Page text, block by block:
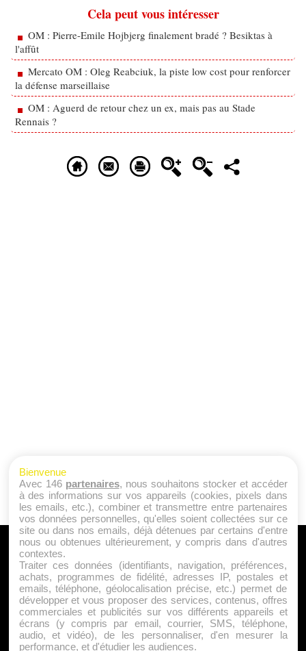
Cela peut vous intéresser
OM : Pierre-Emile Hojbjerg finalement bradé ? Besiktas à
l'affût
Mercato OM : Oleg Reabciuk, la piste low cost pour renforcer
la défense marseillaise
OM : Aguerd de retour chez un ex, mais pas au Stade
Rennais ?
A PROPOS
Qui sommes nous ?
Mentions Légales
Publicité
Politique de Cookies
Contact
Bienvenue
Avec 146 partenaires, nous souhaitons stocker et accéder
à des informations sur vos appareils (cookies, pixels dans
les emails, etc.), combiner et transmettre entre partenaires
vos données personnelles, qu'elles soient collectées sur ce
site ou dans nos emails, déjà détenues par certains d'entre
nous ou obtenues ultérieurement, y compris dans d'autres
contextes.
Traiter ces données (identifiants, navigation, préférences,
achats, programmes de fidélité, adresses IP, postales et
emails, téléphone, géolocalisation précise, etc.) permet de
développer et vous proposer des services, contenus, offres
commerciales et publicités sur vos différents appareils et
écrans (y compris par email, courrier, SMS, téléphone,
audio, et vidéo), de les personnaliser, d'en mesurer la
performance, et d'étudier les audiences.